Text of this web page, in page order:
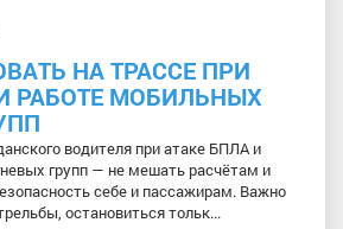
НА ТРАССЕ ПРИ
РАБОТЕ МОБИЛЬНЫХ
водителя при атаке БПЛА и
групп — не мешать расчётам и
себе и пассажирам. Важно
остановиться тольк...